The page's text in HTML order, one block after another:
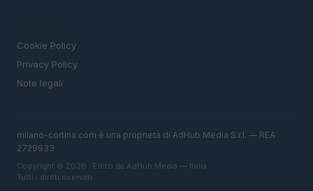
Cookie Policy
Privacy Policy
Note legali
milano-cortina.com è una proprietà di AdHub Media S.r.l. — REA
2729933
Copyright © 2026 · Edito da AdHub Media — Italia
Tutti i diritti riservati